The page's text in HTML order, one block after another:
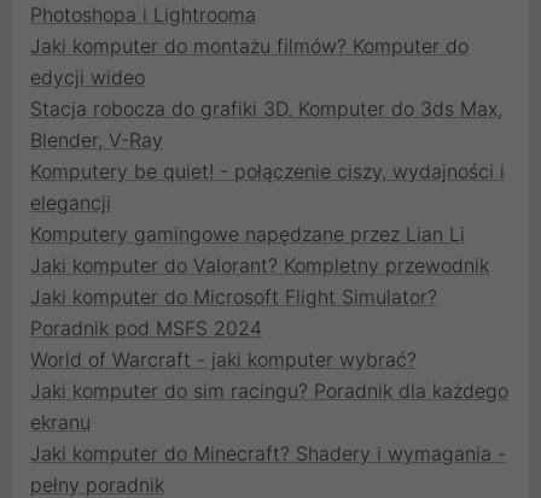
Photoshopa i Lightrooma
Jaki komputer do montażu filmów? Komputer do
edycji wideo
Stacja robocza do grafiki 3D. Komputer do 3ds Max,
Blender, V-Ray
Komputery be quiet! - połączenie ciszy, wydajności i
elegancji
Komputery gamingowe napędzane przez Lian Li
Jaki komputer do Valorant? Kompletny przewodnik
Jaki komputer do Microsoft Flight Simulator?
Poradnik pod MSFS 2024
World of Warcraft - jaki komputer wybrać?
Jaki komputer do sim racingu? Poradnik dla każdego
ekranu
Jaki komputer do Minecraft? Shadery i wymagania -
pełny poradnik